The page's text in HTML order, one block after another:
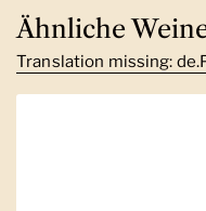
Ähnliche
Translation missing: